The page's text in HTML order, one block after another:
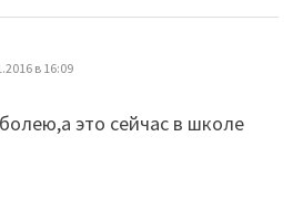
в 16:09
это сейчас в школе